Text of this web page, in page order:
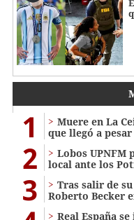
1
Muere en La
que llegó a
2
Lobos UPNFM
local ante los
3
Tras salir de
Roberto Becker
Real España